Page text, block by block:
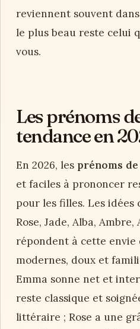
reviennent souvent
le plus beau reste celui
vous.
Les prénoms
tendance en
En 2026, les prénoms
et faciles à prononcer
pour les filles. Les idées
Rose, Jade, Alba,
répondent à cette envie
modernes, doux et
Emma sonne net et
reste classique et
littéraire ; Rose a une